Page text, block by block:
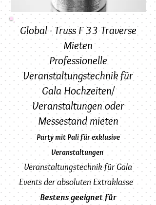
Global - Truss F 33 Traverse
Mieten
Professionelle
Veranstaltungstechnik für
Gala Hochzeiten/
Veranstaltungen oder
Messestand mieten
Party mit Pali für exklusive
Veranstaltungen
Veranstaltungstechnik für Gala
Events der absoluten Extraklasse
Bestens geeignet für